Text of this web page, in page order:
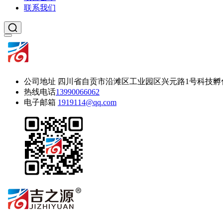
联系我们
公司地址 四川省自贡市沿滩区工业园区兴元路1号科技孵
热线电话13990066062
电子邮箱 1919114@qq.com